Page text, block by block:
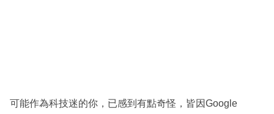
可能作為科技迷的你，已感到有點奇怪，皆因Google